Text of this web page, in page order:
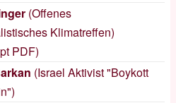
(Offenes
Klimatreffen)
PDF)
(Israel Aktivist "Boykott